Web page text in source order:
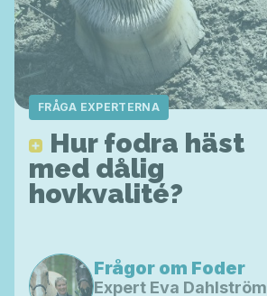
FRÅGA EXPERTERNA
Hur fodra häst
med dålig
hovkvalité?
Frågor om Foder
Expert Eva Dahlström